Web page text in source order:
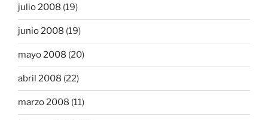
julio 2008 (19)
junio 2008 (19)
mayo 2008 (20)
abril 2008 (22)
marzo 2008 (11)